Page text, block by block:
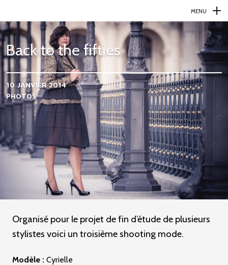
N
a
v
i
g
o
n
p
r
MENU
Back to the fifties
10 JANVIER 2014
PHOTOS
Organisé pour le projet de fin d’étude de plusieurs
stylistes voici un troisième shooting mode.
Modèle : Cyrielle